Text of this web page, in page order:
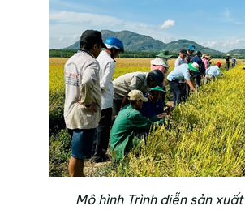
Mô hình Trình diễn sản